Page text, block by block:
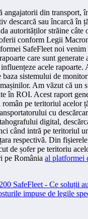
angajatorii din transport,
descarcă sau încarcă în
autorităților străine câte
conform Legii
SafeFleet noi
care sunt generate
acele rapoarte.
baza sistemului de
Am văzut că un
în ROI. Acest raport
pe teritoriul acelor
cu
digital,
când intră pe teritoriul
respectivă. Din
de șofer pe teritoriu
pe România al platformei